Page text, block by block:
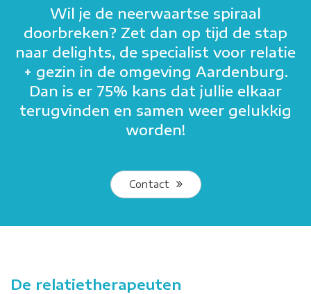
Wil je de neerwaartse spiraal
doorbreken? Zet dan op tijd de stap
naar delights, de specialist voor relatie
+ gezin in de omgeving Aardenburg.
Dan is er 75% kans dat jullie elkaar
terugvinden en samen weer gelukkig
worden!
Contact
De relatietherapeuten